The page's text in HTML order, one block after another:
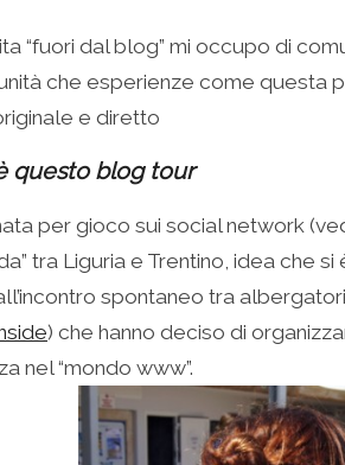
“fuori dal blog” mi occupo di
che esperienze come questa
e diretto
questo blog tour
nata per gioco sui social network
tra Liguria e Trentino, idea che
spontaneo tra
) che hanno deciso di
nel “mondo www”.